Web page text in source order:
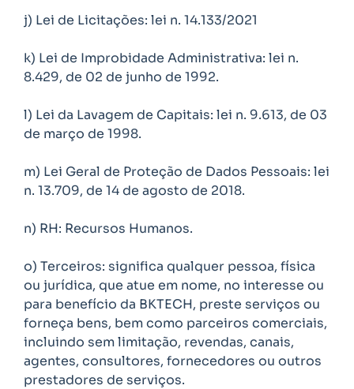
j) Lei de Licitações: lei n. 14.133/2021
k) Lei de Improbidade Administrativa: lei n.
8.429, de 02 de junho de 1992.
l) Lei da Lavagem de Capitais: lei n. 9.613, de 03
de março de 1998.
m) Lei Geral de Proteção de Dados Pessoais: lei
n. 13.709, de 14 de agosto de 2018.
n) RH: Recursos Humanos.
o) Terceiros: significa qualquer pessoa, física
ou jurídica, que atue em nome, no interesse ou
para benefício da BKTECH, preste serviços ou
forneça bens, bem como parceiros comerciais,
incluindo sem limitação, revendas, canais,
agentes, consultores, fornecedores ou outros
prestadores de serviços.